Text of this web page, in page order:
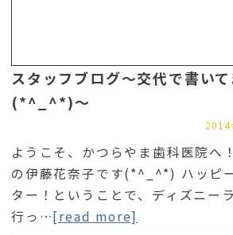
スタッフブログ～交代で書いて
(*^_^*)～
2014
ようこそ、かつらやま歯科医院へ
の伊藤花奈子です(*^_^*) ハッピ
ター！ということで、ディズニー
行っ…[read more]